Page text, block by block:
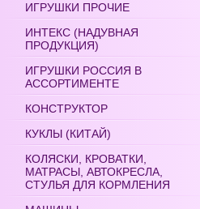
ИГРУШКИ ПРОЧИЕ
ИНТЕКС (НАДУВНАЯ
ПРОДУКЦИЯ)
ИГРУШКИ РОССИЯ В
АССОРТИМЕНТЕ
КОНСТРУКТОР
КУКЛЫ (КИТАЙ)
КОЛЯСКИ, КРОВАТКИ,
МАТРАСЫ, АВТОКРЕСЛА,
СТУЛЬЯ ДЛЯ КОРМЛЕНИЯ